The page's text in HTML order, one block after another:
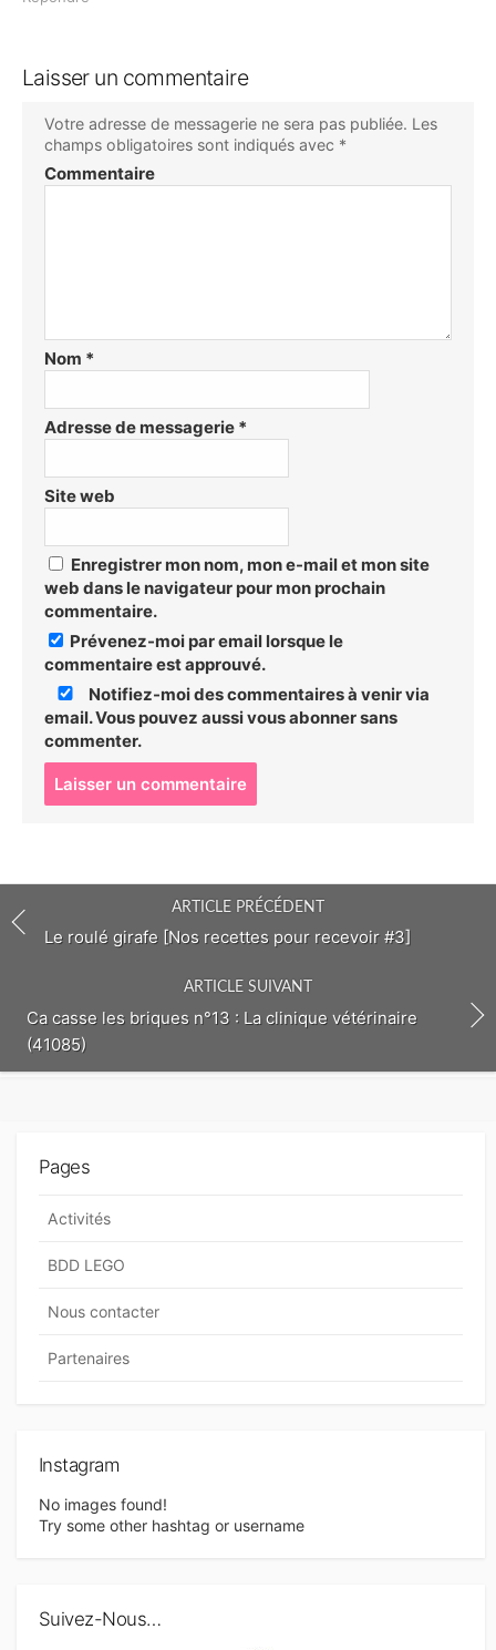
Laisser un commentaire
Votre adresse de messagerie ne sera pas publiée. Les
champs obligatoires sont indiqués avec *
Commentaire
Nom *
Adresse de messagerie *
Site web
Enregistrer mon nom, mon e-mail et mon site
web dans le navigateur pour mon prochain
commentaire.
Prévenez-moi par email lorsque le
commentaire est approuvé.
Notifiez-moi des commentaires à venir via
email. Vous pouvez aussivous abonnersans
commenter.
o
m
m
n
ARTICLE PRÉCÉDENT
Le roulé girafe [Nos recettes pour recevoir #3]
ARTICLE SUIVANT
Ca casse les briques n°13 : La clinique vétérinaire
(41085)
Pages
Activités
BDD LEGO
Nous contacter
Partenaires
Instagram
No images found!
Try some other hashtag or username
Suivez-Nous…